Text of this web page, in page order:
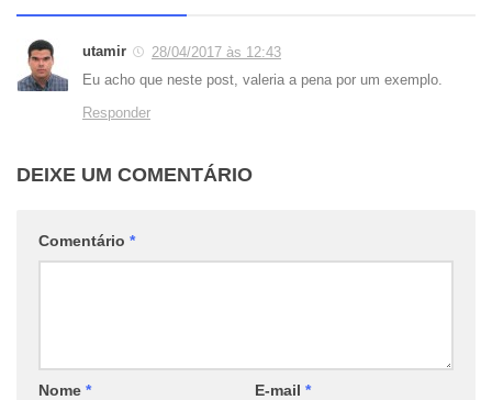
utamir
28/04/2017 às 12:43
Eu acho que neste post, valeria a pena por um exemplo.
Responder
DEIXE UM COMENTÁRIO
Comentário *
Nome * E-mail *